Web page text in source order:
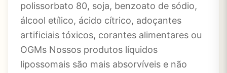
polissorbato 80, soja, benzoato de sódio,
álcool etílico, ácido cítrico, adoçantes
artificiais tóxicos, corantes alimentares ou
OGMs Nossos produtos líquidos
lipossomais são mais absorvíveis e não